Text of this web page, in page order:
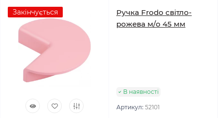
Закінчується
Ручка Frodo світло-
рожева м/о 45 мм
В наявності
Артикул: 52101